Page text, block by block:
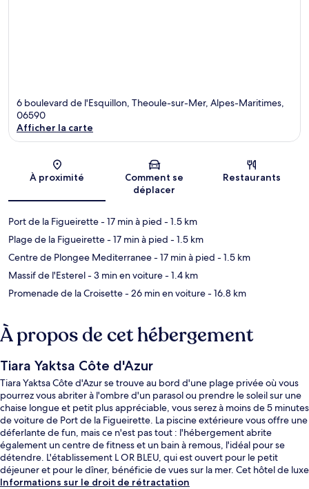
6 boulevard de l'Esquillon, Theoule-sur-Mer, Alpes-Maritimes,
06590
Afficher la carte
À proximité
Comment se
déplacer
Restaurants
Port de la Figueirette- 17 min à pied - 1.5 km
Plage de la Figueirette- 17 min à pied - 1.5 km
Centre de Plongee Mediterranee- 17 min à pied - 1.5 km
Massif de l'Esterel- 3 min en voiture- 1.4 km
Promenade de la Croisette- 26 min en voiture- 16.8 km
À propos de cet hébergement
Tiara Yaktsa Côte d'Azur
Tiara Yaktsa Côte d'Azur se trouve au bord d'une plage privée où vous
pourrez vous abriter à l'ombre d'un parasol ou prendre le soleil sur une
chaise longue et petit plus appréciable, vous serez à moins de 5 minutes
de voiture de Port de la Figueirette. La piscine extérieure vous offre une
déferlante de fun, mais ce n'est pas tout : l'hébergement abrite
également un centre de fitness et un bain à remous, l'idéal pour se
détendre. L'établissement L OR BLEU, qui est ouvert pour le petit
déjeuner et pour le dîner, bénéficie de vues sur la mer. Cet hôtel de luxe
abrite en outre une terrasse et un jardin. Les autres voyageurs ne
Informations sur le droit de rétractation